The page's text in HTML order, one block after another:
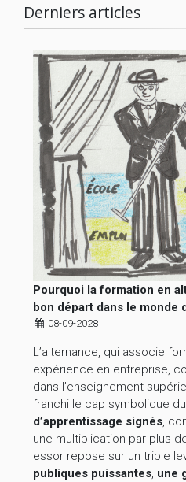
Derniers articles
Pourquoi la formation en
bon départ dans le monde
08-09-2028
L’alternance, qui associe
expérience en entreprise,
dans l’enseignement
franchi le cap symbolique du
d’apprentissage signés,
une multiplication par plus
essor repose sur un triple
publiques puissantes, une